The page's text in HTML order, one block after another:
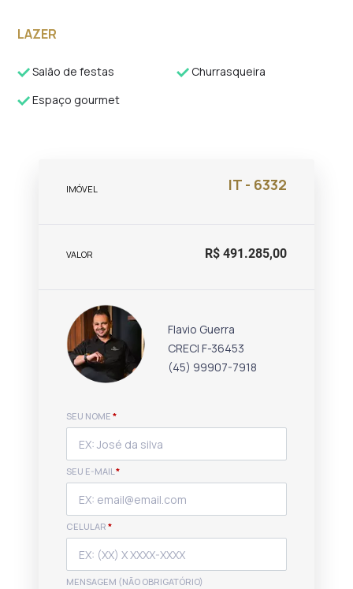
LAZER
Salão de festas
Churrasqueira
Espaço gourmet
IMÓVEL IT - 6332
VALOR R$ 491.285,00
Flavio Guerra
CRECI F-36453
(45) 99907-7918
SEU NOME *
SEU E-MAIL*
CELULAR *
MENSAGEM (NÃO OBRIGATÓRIO)